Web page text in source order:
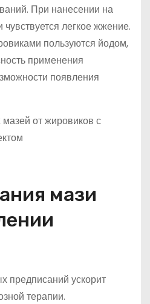
При нанесении на
чувствуется легкое жжение.
пользуются йодом,
применения
появления
мази
предписаний ускорит
терапии.